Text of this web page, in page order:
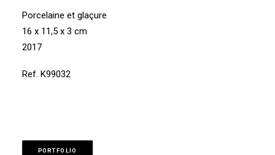
Porcelaine et glaçure
16 x 11,5 x 3 cm
2017
Ref. K99032
PORTFOLIO